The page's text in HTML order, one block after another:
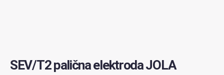
SEV/T2 palična elektroda JOLA